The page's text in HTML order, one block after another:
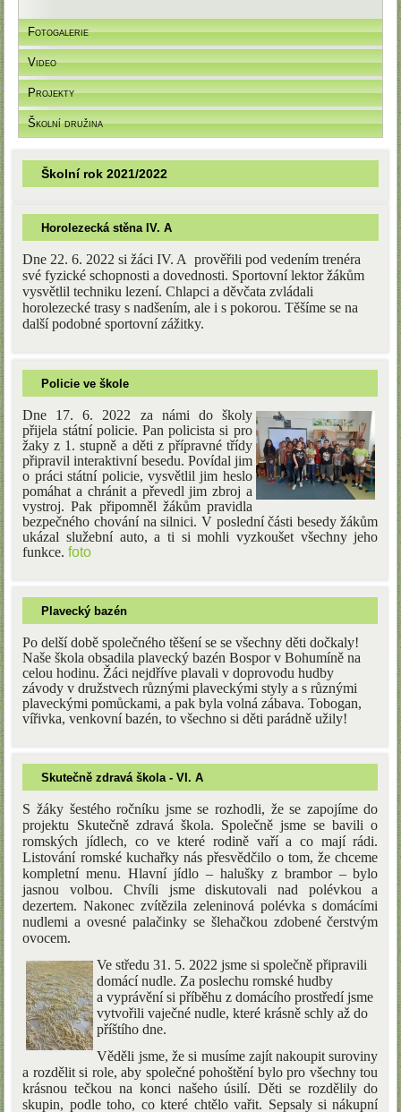
Fotogalerie
Video
Projekty
Školní družina
Školní rok 2021/2022
Horolezecká stěna IV. A
Dne 22. 6. 2022 si žáci IV. A prověřili pod vedením trenéra
své fyzické schopnosti a dovednosti. Sportovní lektor žákům
vysvětlil techniku lezení. Chlapci a děvčata zvládali
horolezecké trasy s nadšením, ale i s pokorou. Těšíme se na
další podobné sportovní zážitky.
Policie ve škole
Dne 17. 6. 2022 za námi do školy
přijela státní policie. Pan policista si pro
žaky z 1. stupně a děti z přípravné třídy
připravil interaktivní besedu. Povídal jim
o práci státní policie, vysvětlil jim heslo
pomáhat a chránit a převedl jim zbroj a
vystroj. Pak připomněl žákům pravidla
bezpečného chování na silnici. V poslední části besedy žákům
ukázal služební auto, a ti si mohli vyzkoušet všechny jeho
funkce.foto
Plavecký bazén
Po delší době společného těšení se se všechny děti dočkaly!
Naše škola obsadila plavecký bazén Bospor v Bohumíně na
celou hodinu. Žáci nejdříve plavali v doprovodu hudby
závody v družstvech různými plaveckými styly a s různými
plaveckými pomůckami, a pak byla volná zábava. Tobogan,
vířivka, venkovní bazén, to všechno si děti parádně užily!
Skutečně zdravá škola - VI. A
S žáky šestého ročníku jsme se rozhodli, že se zapojíme do
projektu Skutečně zdravá škola. Společně jsme se bavili o
romských jídlech, co ve které rodině vaří a co mají rádi.
Listování romské kuchařky nás přesvědčilo o tom, že chceme
kompletní menu. Hlavní jídlo – halušky z brambor – bylo
jasnou volbou. Chvíli jsme diskutovali nad polévkou a
dezertem. Nakonec zvítězila zeleninová polévka s domácími
nudlemi a ovesné palačinky se šlehačkou zdobené čerstvým
ovocem.
Ve středu 31. 5. 2022 jsme si společně připravili
domácí nudle. Za poslechu romské hudby
a vyprávění si příběhu z domácího prostředí jsme
vytvořili vaječné nudle, které krásně schly až do
příštího dne.
Věděli jsme, že si musíme zajít nakoupit suroviny
a rozdělit si role, aby společné pohoštění bylo pro všechny tou
krásnou tečkou na konci našeho úsilí. Děti se rozdělily do
skupin, podle toho, co které chtělo vařit. Sepsaly si nákupní